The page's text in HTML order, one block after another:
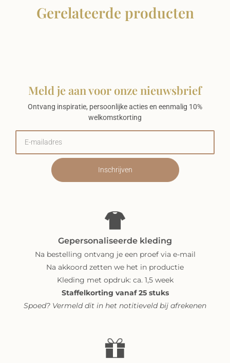
Gerelateerde producten
Meld je aan voor onze nieuwsbrief
Ontvang inspiratie, persoonlijke acties en eenmalig 10%
welkomstkorting
Inschrijven
Gepersonaliseerde kleding
Na bestelling ontvang je een proef via e-mail
Na akkoord zetten we het in productie
Kleding met opdruk: ca. 1,5 week
Staffelkorting vanaf 25 stuks
Spoed? Vermeld dit in het notitieveld bij afrekenen